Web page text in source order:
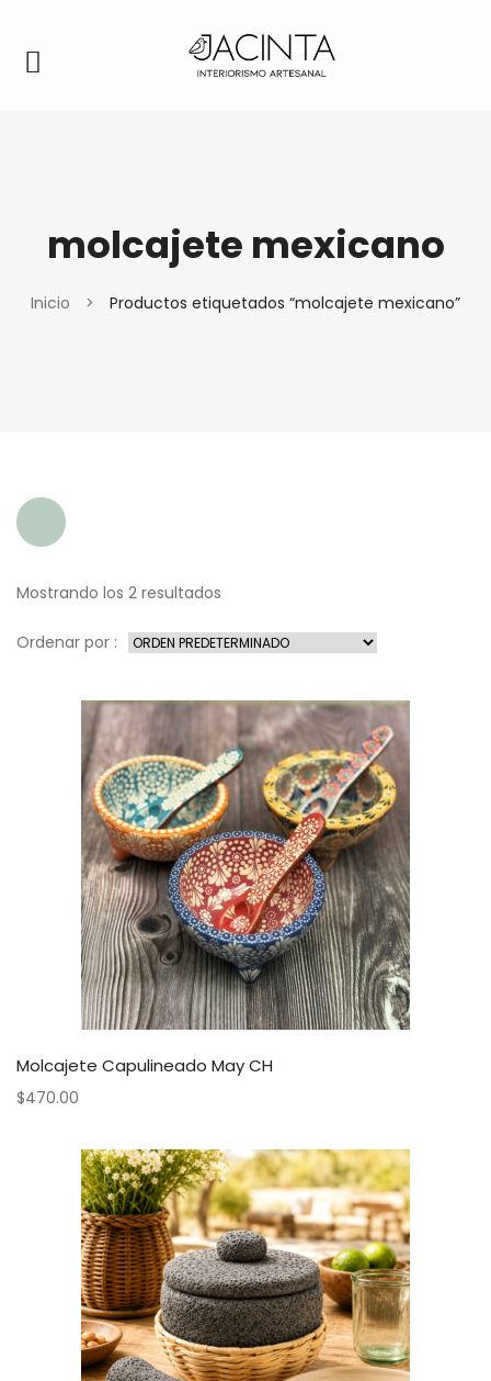
molcajete mexicano
Inicio > Productos etiquetados “molcajete mexicano”
Mostrando los 2 resultados
Ordenar por :
Molcajete Capulineado May CH
$470.00